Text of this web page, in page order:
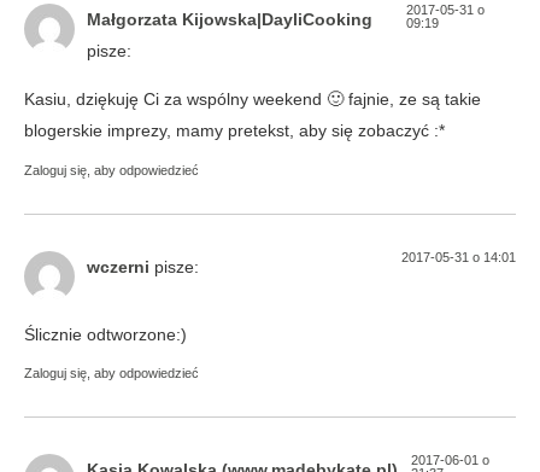
Małgorzata Kijowska|DayliCooking
pisze:
2017-05-31 o
09:19
Kasiu, dziękuję Ci za wspólny weekend 🙂 fajnie, ze są takie
blogerskie imprezy, mamy pretekst, aby się zobaczyć :*
Zaloguj się, aby odpowiedzieć
wczerni pisze: 2017-05-31 o 14:01
Ślicznie odtworzone:)
Zaloguj się, aby odpowiedzieć
2017-06-01 o